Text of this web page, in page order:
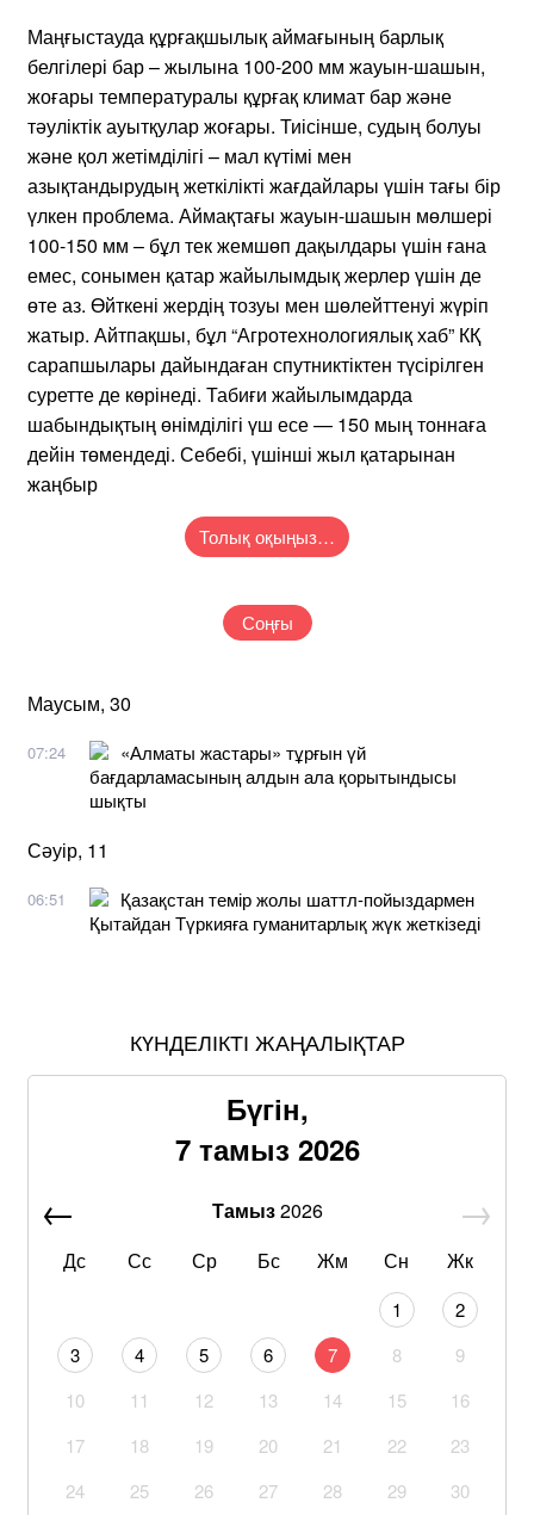
Маңғыстауда құрғақшылық аймағының барлық
белгілері бар – жылына 100-200 мм жауын-шашын,
жоғары температуралы құрғақ климат бар және
тәуліктік ауытқулар жоғары. Тиісінше, судың болуы
және қол жетімділігі – мал күтімі мен
азықтандырудың жеткілікті жағдайлары үшін тағы бір
үлкен проблема. Аймақтағы жауын-шашын мөлшері
100-150 мм – бұл тек жемшөп дақылдары үшін ғана
емес, сонымен қатар жайылымдық жерлер үшін де
өте аз. Өйткені жердің тозуы мен шөлейттенуі жүріп
жатыр. Айтпақшы, бұл “Агротехнологиялық хаб” КҚ
сарапшылары дайындаған спутниктіктен түсірілген
суретте де көрінеді. Табиғи жайылымдарда
шабындықтың өнімділігі үш есе — 150 мың тоннаға
дейін төмендеді. Себебі, үшінші жыл қатарынан
жаңбыр
Толық оқыңыз…
Соңғы
Маусым, 30
07:24
«Алматы жастары» тұрғын үй
бағдарламасының алдын ала қорытындысы
шықты
Сәуір, 11
06:51
Қазақстан темір жолы шаттл-пойыздармен
Қытайдан Түркияға гуманитарлық жүк жеткізеді
КҮНДЕЛІКТІ ЖАҢАЛЫҚТАР
Бүгін,
7 тамыз 2026
Тамыз2026
Дс
Сс Ср Бс Жм Сн Жк
1
2
3
4 5 6 7 8
9
10
11 12 13 14 15
16
17
18 19 20 21 22
23
24
25 26 27 28 29
30